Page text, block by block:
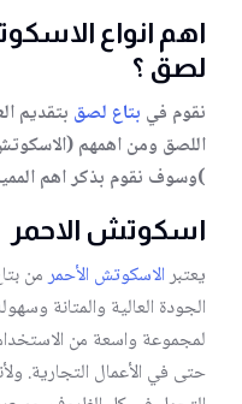
اهم انواع
لصق ؟
نقوم في بتاع لصق بتقديم
اللصق ومن اهمهم
)وسوف نقوم بذكر اهم
اسكوتش الاحمر
يعتبرالاسكوتش الأحمرمن
الجودة العالية والمتانة
لمجموعة واسعة من
حتى في الأعمال التجارية.